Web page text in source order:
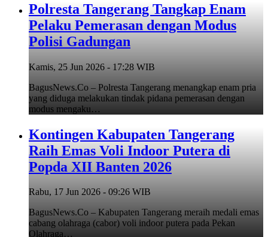
Polresta Tangerang Tangkap Enam
Pelaku Pemerasan dengan Modus
Polisi Gadungan
Kamis, 25 Jun 2026 - 17:28 WIB
BagusNews.Co – Polresta Tangerang menangkap enam pria
yang diduga melakukan tindak pidana pemerasan dengan
modus mengaku…
Kontingen Kabupaten Tangerang
Raih Emas Voli Indoor Putera di
Popda XII Banten 2026
Rabu, 17 Jun 2026 - 09:26 WIB
BagusNews.Co – Kabupaten Tangerang meraih medali emas
cabang olahraga (cabor) voli indoor putera pada Pekan
Olahraga…